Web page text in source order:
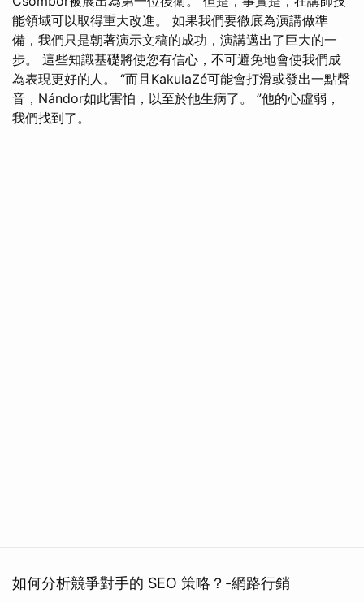
能領域可以取得重大改進。 如果我們要徹底為演講做準
備，我們只是朝著演示文稿的成功，演講邁出了巨大的一
步。 這些知識基礎將使您有信心，不可避免地會使我們成
為表現更好的人。 “而且KakulaZé可能會打滑或發出一點聲
音，Nándor如此害怕，以至於他生病了。 ”他的心虛弱，
我們找到了。
如何分析競爭對手的 SEO 策略？-網路行銷